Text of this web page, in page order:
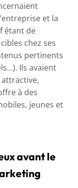
et la
étant de
chez ses
pertinents
Ils avaient
à des
jeunes et
avant le